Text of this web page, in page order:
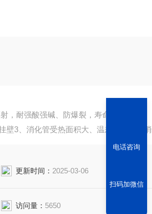
，耐强酸强碱、防爆裂，寿命长
壁3、消化管受热面积大、温差小，样品
更新时间： 2025-03-06
访问量： 5650
电话咨询
扫码加微信